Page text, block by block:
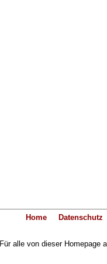
Home Datenschutz
Für alle von dieser Homepage